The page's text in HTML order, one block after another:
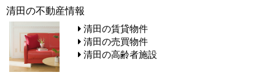
清田の不動産情報
清田の賃貸物件
清田の売買物件
清田の高齢者施設